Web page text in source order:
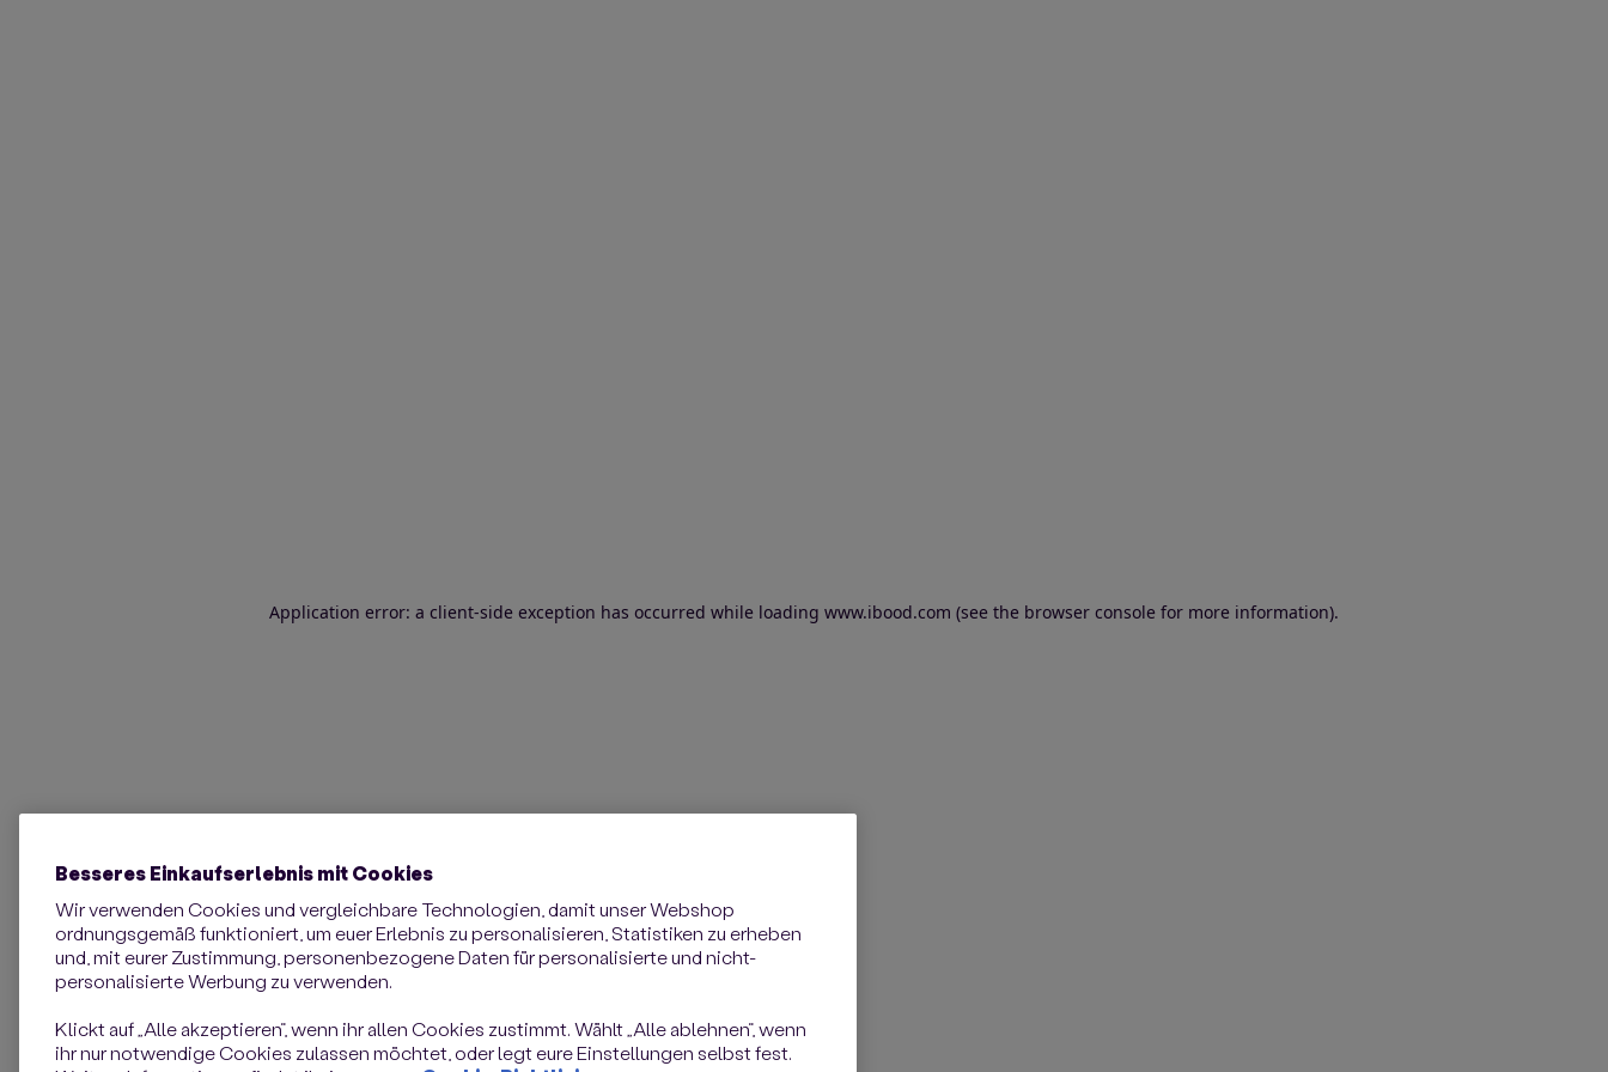
Application error: a client-side exception has occurred while loading www.ibood.com (see the browser console for more information).
Besseres Einkaufserlebnis mit Cookies
Wir verwenden Cookies und vergleichbare Technologien, damit unser Webshop
ordnungsgemäß funktioniert, um euer Erlebnis zu personalisieren, Statistiken zu erheben
und, mit eurer Zustimmung, personenbezogene Daten für personalisierte und nicht-
personalisierte Werbung zu verwenden.
Klickt auf „Alle akzeptieren“, wenn ihr allen Cookies zustimmt. Wählt „Alle ablehnen“, wenn
ihr nur notwendige Cookies zulassen möchtet, oder legt eure Einstellungen selbst fest.